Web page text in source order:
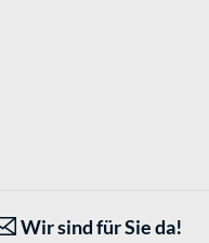
Wir sind für Sie da!